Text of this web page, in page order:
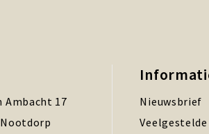
Ambacht 17
Nootdorp
Nieuwsbrief